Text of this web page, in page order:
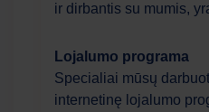
ir dirbantis su mumis,
Lojalumo programa
Specialiai mūsų
internetinę lojalumo